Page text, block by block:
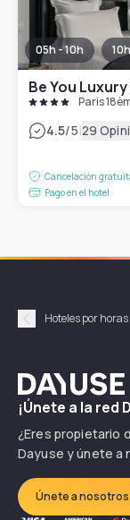
05h - 10h
Be You
Paris
4.5/5|29
Cancelación
Pago en el hotel
Précédent
Hoteles por horas
Dayuse
¡Únete a la red
¿Eres propietario
Dayuse y únete a
Únete a